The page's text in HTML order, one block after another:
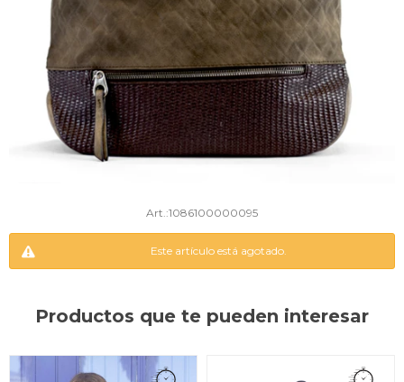
1086100000095
Este artículo está agotado.
Productos que te pueden interesar